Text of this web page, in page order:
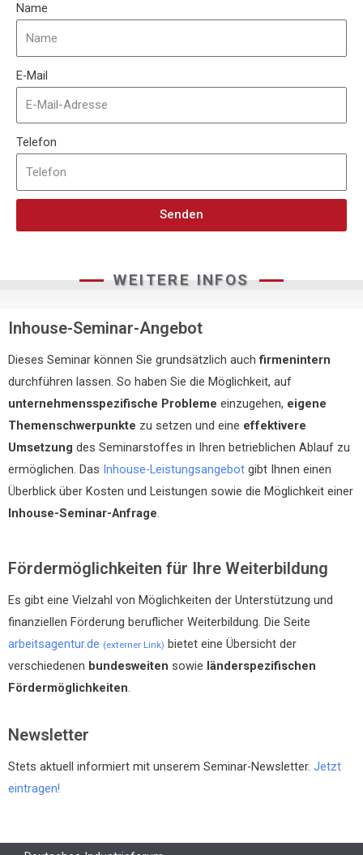
Name
E-Mail
Telefon
Senden
WEITERE INFOS
Inhouse-Seminar-Angebot
Dieses Seminar können Sie grundsätzlich auchfirmenintern
durchführen lassen. So haben Sie die Möglichkeit, auf
unternehmensspezifische Probleme einzugehen, eigene
Themenschwerpunkte zu setzen und eine effektivere
Umsetzung des Seminarstoffes in Ihren betrieblichen Ablauf zu
ermöglichen. Das Inhouse-Leistungsangebot gibt Ihnen einen
Überblick über Kosten und Leistungen sowie die Möglichkeit einer
Inhouse-Seminar-Anfrage.
Fördermöglichkeiten für Ihre Weiterbildung
Es gibt eine Vielzahl von Möglichkeiten der Unterstützung und
finanziellen Förderung beruflicher Weiterbildung. Die Seite
arbeitsagentur.de (externer Link) bietet eine Übersicht der
verschiedenen bundesweiten sowie länderspezifischen
Fördermöglichkeiten.
Newsletter
Stets aktuell informiert mit unserem Seminar-Newsletter. Jetzt
eintragen!